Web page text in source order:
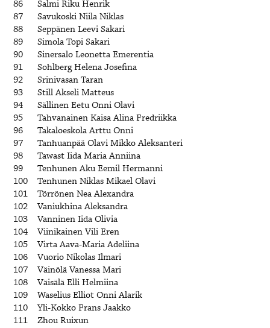
86
Salmi Riku Henrik
87
Savukoski Niila Niklas
88
Seppänen Leevi Sakari
89
Simola Topi Sakari
90
Sinersalo Leonetta Emerentia
91
Sohlberg Helena Josefina
92
Srinivasan Taran
93
Still Akseli Matteus
94
Sällinen Eetu Onni Olavi
95
Tahvanainen Kaisa Alina Fredriikka
96
Takaloeskola Arttu Onni
97
Tanhuanpää Olavi Mikko Aleksanteri
98
Tawast Iida Maria Anniina
99
Tenhunen Aku Eemil Hermanni
100
Tenhunen Niklas Mikael Olavi
101
Törrönen Nea Alexandra
102
Vaniukhina Aleksandra
103
Vanninen Iida Olivia
104
Viinikainen Vili Eren
105
Virta Aava-Maria Adeliina
106
Vuorio Nikolas Ilmari
107
Väinölä Vanessa Mari
108
Väisälä Elli Helmiina
109
Waselius Elliot Onni Alarik
110
Yli-Kokko Frans Jaakko
111
Zhou Ruixun